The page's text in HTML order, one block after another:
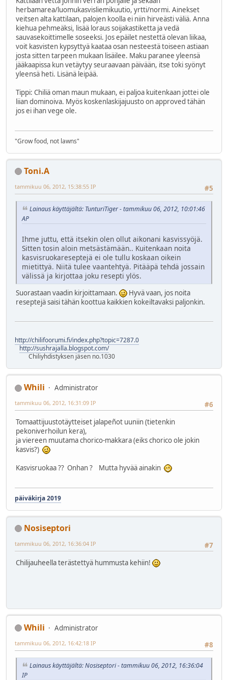
herbamarea/luomukasvisliemikuutio, yrtti/normi. Ainekset
veitsen alta kattilaan, palojen koolla ei niin hirveästi väliä. Anna
kiehua pehmeäksi, lisää loraus soijakastiketta ja vedä
sauvasekoittimelle soseeksi. Jos epäilet nestettä olevan liikaa,
voit kasvisten kypsyttyä kaataa osan nesteestä toiseen astiaan
josta sitten tarpeen mukaan lisäilee. Maku paranee yleensä
jääkaapissa kun vetäytyy seuraavaan päivään, itse toki syönyt
yleensä heti. Lisänä leipää.
Tippi: Chiliä oman maun mukaan, ei paljoa kuitenkaan jottei ole
liian dominoiva. Myös koskenlaskijajuusto on approved tähän
jos ei ihan vege ole.
"Grow food, not lawns"
Toni.A
#5
tammikuu 06, 2012, 15:38:55 IP
Lainaus käyttäjältä: TunturiTiger - tammikuu 06, 2012, 10:01:46
AP
Ihme juttu, että itsekin olen ollut aikonani kasvissyöjä.
Sitten tosin aloin metsästämään.. Kuitenkaan noita
kasvisruokareseptejä ei ole tullu koskaan oikein
mietittyä. Niitä tulee vaantehtyä. Pitääpä tehdä jossain
välissä ja kirjottaa joku resepti ylös.
Suorastaan vaadin kirjoittamaan.
Hyvä vaan, jos noita
reseptejä saisi tähän koottua kaikkien kokeiltavaksi paljonkin.
http://chilifoorumi.fi/index.php?topic=7287.0
http://sushrajalla.blogspot.com/
Chiliyhdistyksen jäsen no.1030
Whili
Administrator
#6
tammikuu 06, 2012, 16:31:09 IP
Tomaattijuustotäytteiset jalapeñot uuniin (tietenkin
pekoniverhoilun kera),
ja viereen muutama chorico-makkara (eiks chorico ole jokin
kasvis?)
Kasvisruokaa ?? Onhan ? Mutta hyvää ainakin
päiväkirja 2019
Nosiseptori
#7
tammikuu 06, 2012, 16:36:04 IP
Chilijauheella terästettyä hummusta kehiin!
Whili
Administrator
#8
tammikuu 06, 2012, 16:42:18 IP
Lainaus käyttäjältä: Nosiseptori - tammikuu 06, 2012, 16:36:04
IP